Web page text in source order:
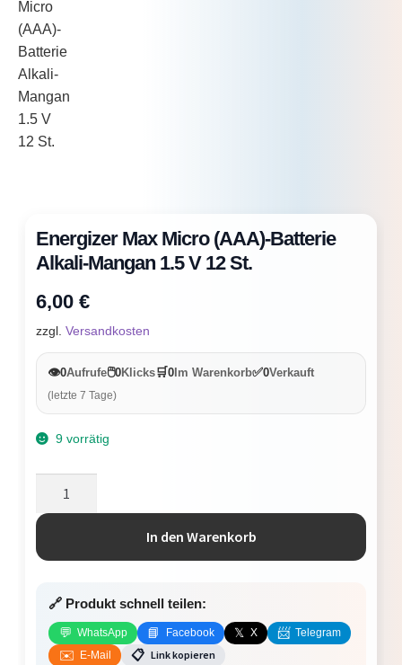
Energizer Max Micro (AAA)-Batterie
Alkali-Mangan 1.5 V 12 St.
6,00 €
zzgl. Versandkosten
👁️0Aufrufe🖱️0Klicks🛒0Im Warenkorb✅0Verkauft
(letzte 7 Tage)
9 vorrätig
Micro
(AAA)-
Alkali-
Mangan
1.5
In den Warenkorb
🔗 Produkt schnell teilen:
💬 WhatsApp 📘 Facebook 𝕏 X 📨 Telegram
✉️ E-Mail 📋 Link kopieren